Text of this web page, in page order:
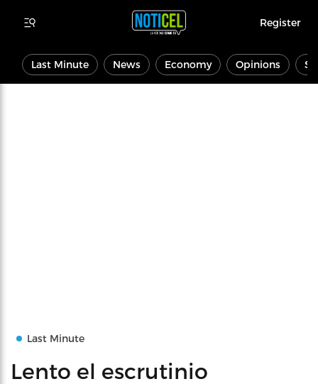
Register
Last Minute News Economy Opinions
Last Minute
Lento el escrutinio